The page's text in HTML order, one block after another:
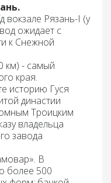
вокзале Рязань-I (у
ожидает с
к Снежной
км) - самый
края.
историю Гуся
династии
Троицким
владельца
завода
В
более 500